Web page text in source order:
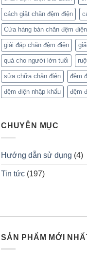
cách giặt chăn đệm điện
Cửa hàng bán chăn đệm
giải đáp chăn đệm điện
quà cho người lớn tuổi
sửa chữa chăn điện đệm
đệm điện nhập khẩu đệm
CHUYÊN MỤC
Hướng dẫn sử dụng (4)
Tin tức (197)
SẢN PHẨM MỚI